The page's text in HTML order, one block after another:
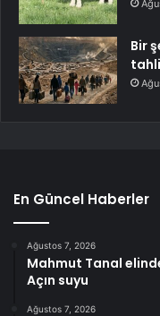
Bir
En Güncel Haberler
Ağustos 7, 2026
Mahmut Tanal
Açın suyu
Ağustos 7, 2026